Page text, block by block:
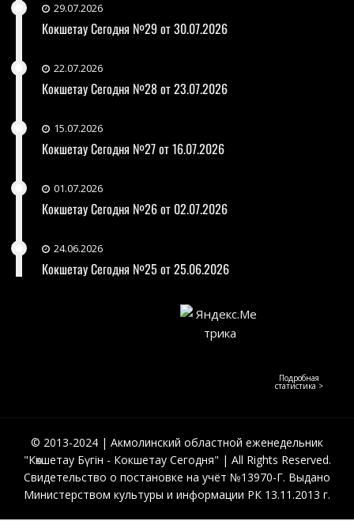
29.07.2026
Кокшетау Сегодня №29 от 30.07.2026
22.07.2026
Кокшетау Сегодня №28 от 23.07.2026
15.07.2026
Кокшетау Сегодня №27 от 16.07.2026
01.07.2026
Кокшетау Сегодня №26 от 02.07.2026
24.06.2026
Кокшетау Сегодня №25 от 25.06.2026
Подробная
статистика >
© 2013-2024 | Акмолинский областной еженедельник
"Көкшетау Бүгін - Кокшетау Сегодня" | All Rights Reserved.
Свидетельство о постановке на учёт №13970-Г. Выдано
Министерством культуры и информации РК 13.11.2013 г.